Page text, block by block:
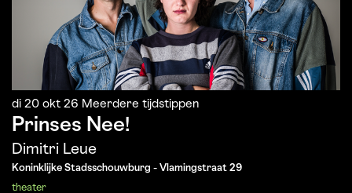
Prinses Nee!
Dimitri Leue
di 20 okt 26 Meerdere tijdstippen
Koninklijke Stadsschouwburg - Vlamingstraat 29
theater